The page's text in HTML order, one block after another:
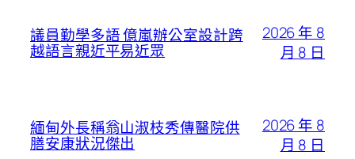
議員勤學多語 億嵐辦公室設計跨
越語言親近平易近眾
2026 年 8
月 8 日
緬甸外長稱翁山淑枝秀傳醫院供
膳安康狀況傑出
2026 年 8
月 8 日